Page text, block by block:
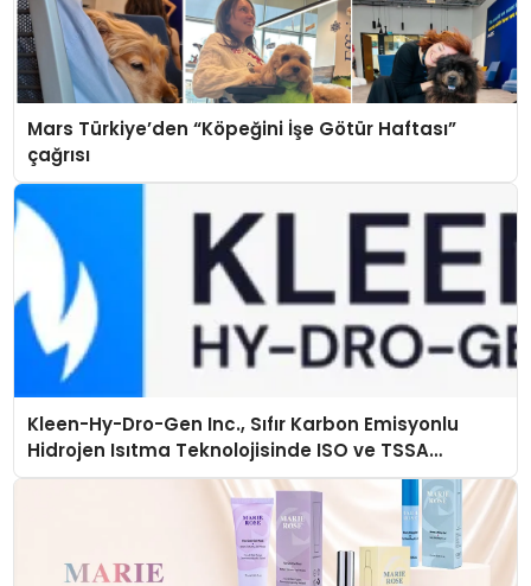
Mars Türkiye’den “Köpeğini İşe Götür Haftası”
çağrısı
Kleen-Hy-Dro-Gen Inc., Sıfır Karbon Emisyonlu
Hidrojen Isıtma Teknolojisinde ISO ve TSSA
Düzenleyici Onaylarını Aldı